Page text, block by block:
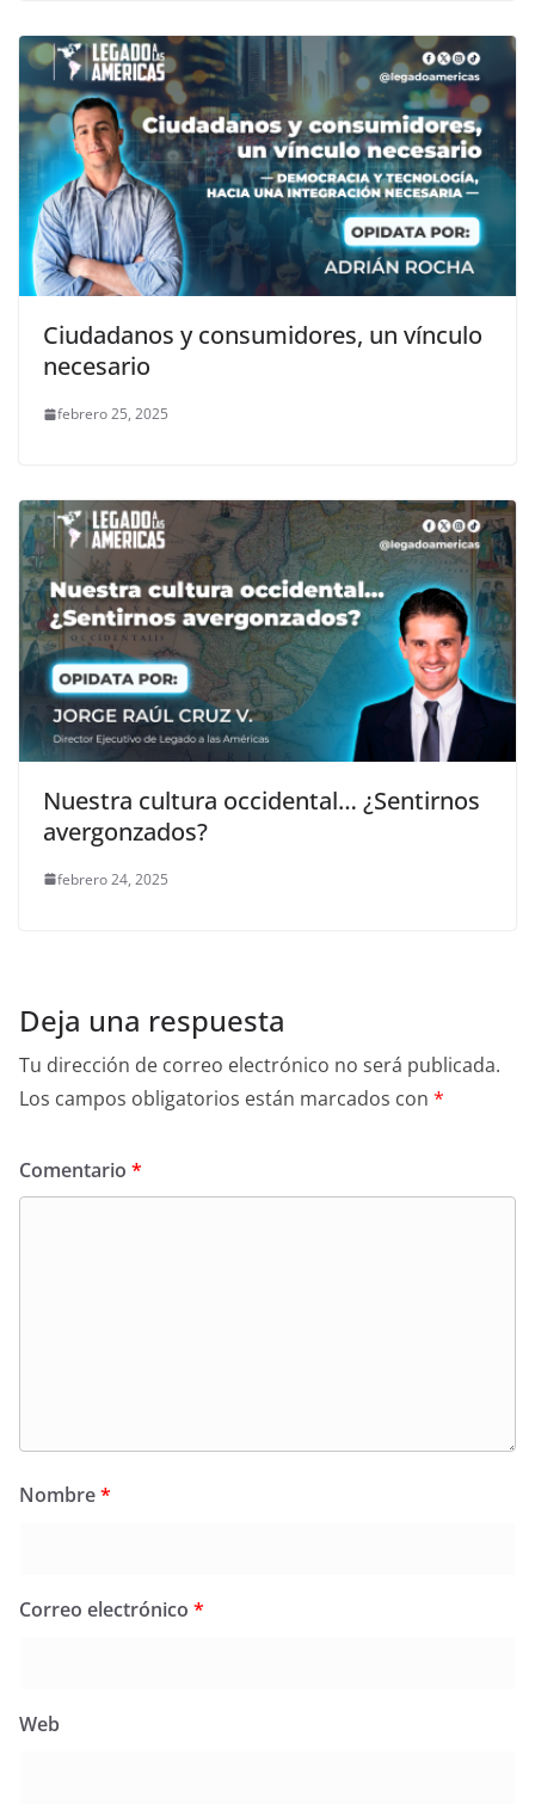
Ciudadanos y consumidores, un vínculo
necesario
febrero 25, 2025
Nuestra cultura occidental… ¿Sentirnos
avergonzados?
febrero 24, 2025
Deja una respuesta
Tu dirección de correo electrónico no será publicada.
Los campos obligatorios están marcados con *
Comentario *
Nombre*
Correo electrónico *
Web